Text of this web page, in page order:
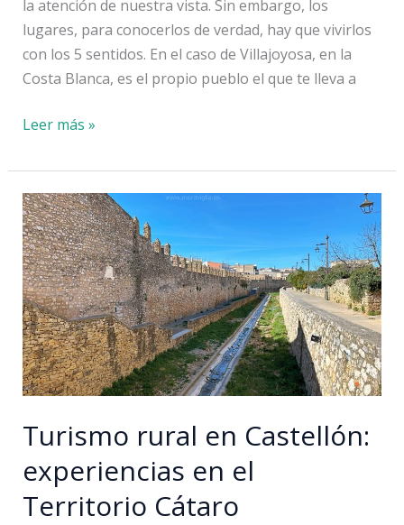
la atención de nuestra vista. Sin embargo, los
lugares, para conocerlos de verdad, hay que vivirlos
con los 5 sentidos. En el caso de Villajoyosa, en la
Costa Blanca, es el propio pueblo el que te lleva a
Villajoyosa
los
5
sentidos:
más
allá
de
lo
que
los
ojos
Leer más »
Turismo rural en Castellón:
experiencias en el
Territorio Cátaro